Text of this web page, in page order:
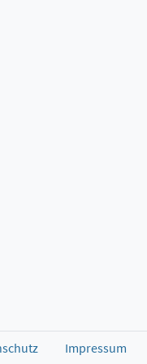
Impressum